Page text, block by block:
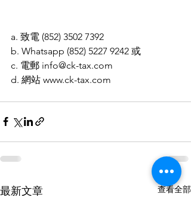
a. 致電 (852) 3502 7392
b. Whatsapp (852) 5227 9242 或
c. 電郵 info@ck-tax.com
d. 網站 www.ck-tax.com
最新文章 查看全部